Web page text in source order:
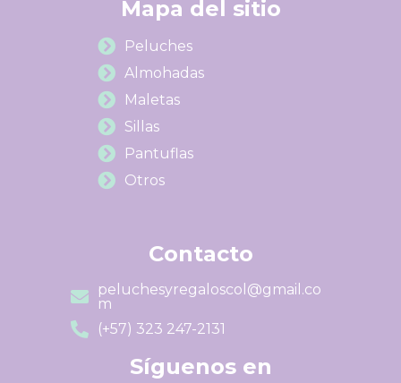
Mapa del sitio
Peluches
Almohadas
Maletas
Sillas
Pantuflas
Otros
Contacto
peluchesyregaloscol@gmail.co
m
(+57) 323 247-2131
Síguenos en